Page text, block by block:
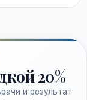
20%
и результат